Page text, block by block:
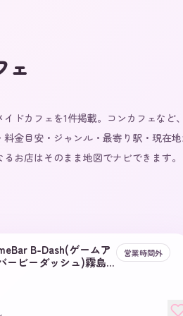
ェ
ドカフェを1件掲載。コンカフェなど
金目安・ジャンル・最寄り駅・現在
お店はそのまま地図でナビできます。
B-Dash(ゲームア
ービーダッシュ)霧島
営業時間外